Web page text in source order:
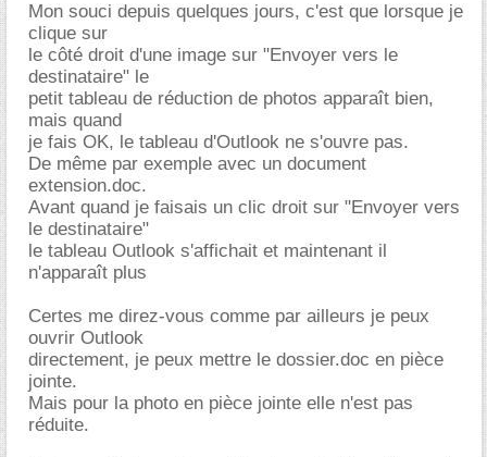
Mon souci depuis quelques jours, c'est que lorsque je
clique sur
le côté droit d'une image sur "Envoyer vers le
destinataire" le
petit tableau de réduction de photos apparaît bien,
mais quand
je fais OK, le tableau d'Outlook ne s'ouvre pas.
De même par exemple avec un document
extension.doc.
Avant quand je faisais un clic droit sur "Envoyer vers
le destinataire"
le tableau Outlook s'affichait et maintenant il
n'apparaît plus
Certes me direz-vous comme par ailleurs je peux
ouvrir Outlook
directement, je peux mettre le dossier.doc en pièce
jointe.
Mais pour la photo en pièce jointe elle n'est pas
réduite.